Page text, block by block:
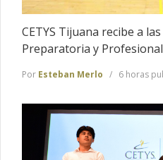
CETYS Tijuana recibe a
Preparatoria y Profesional
Por Esteban Merlo 6 horas